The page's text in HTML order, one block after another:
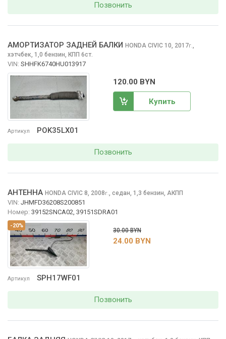
Позвонить
Артикул POK35LX01
АМОРТИЗАТОР ЗАДНЕЙ БАЛКИ HONDA CIVIC 10, 2017г.,
хэтчбек, 1,0 бензин, КПП 6ст.
VIN: SHHFK6740HU013917
120.00 BYN
Купить
Позвонить
-20%
Артикул SPH17WF01
АНТЕННА HONDA CIVIC 8, 2008г. седан, 1,3 бензин, АКПП
VIN: JHMFD36208S200851
Номер: 39152SNCA02, 39151SDRA01
30.00 BYN
24.00 BYN
Позвонить